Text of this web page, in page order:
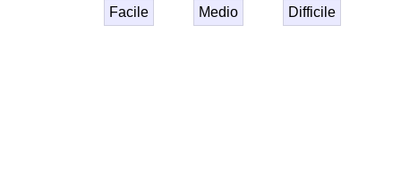
Facile Medio Difficile